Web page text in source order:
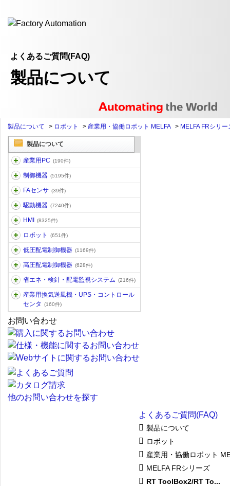
よくあるご質問(FAQ)
製品について
製品について > ロボット > 産業用・協働ロボット MELFA > MELFA FRシリー
製品について
産業用PC (190件)
制御機器 (5195件)
FAセンサ (39件)
駆動機器 (7240件)
HMI (8325件)
ロボット (651件)
低圧配電制御機器 (1169件)
高圧配電制御機器 (628件)
省エネ・検針・配電監視システム (216件)
産業用換気送風機・UPS・コントロール
センタ
(160件)
お問い合わせ
他のお問い合わせを探す
よくあるご質問(FAQ)
製品について
ロボット
産業用・協働ロボット
MELFA FRシリーズ
RT ToolBox2/RT To...